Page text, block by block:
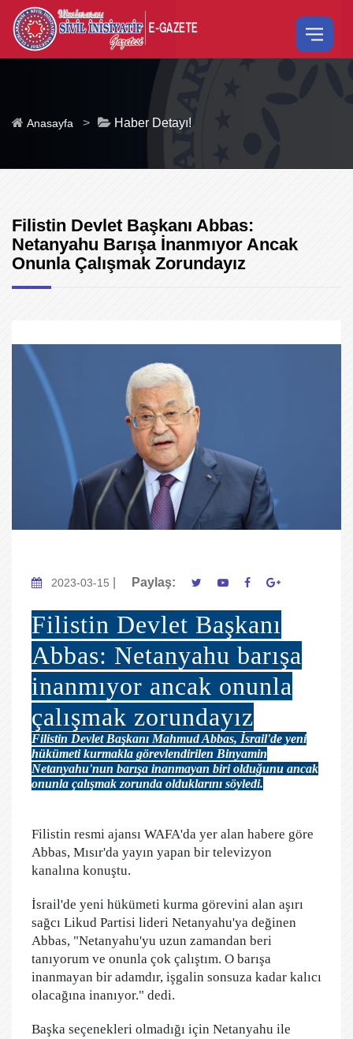
Anasayfa > Haber Detayı!
Filistin Devlet Başkanı Abbas:
Netanyahu Barışa İnanmıyor Ancak
Onunla Çalışmak Zorundayız
2023-03-15 Paylaş:
Filistin Devlet Başkanı
Abbas: Netanyahu barışa
inanmıyor ancak onunla
çalışmak zorundayız
Filistin Devlet Başkanı Mahmud Abbas, İsrail'de yeni
hükümeti kurmakla görevlendirilen Binyamin
Netanyahu'nun barışa inanmayan biri olduğunu ancak
onunla çalışmak zorunda olduklarını söyledi.
Filistin resmi ajansı WAFA'da yer alan habere göre
Abbas, Mısır'da yayın yapan bir televizyon
kanalına konuştu.
İsrail'de yeni hükümeti kurma görevini alan aşırı
sağcı Likud Partisi lideri Netanyahu'ya değinen
Abbas, "Netanyahu'yu uzun zamandan beri
tanıyorum ve onunla çok çalıştım. O barışa
inanmayan bir adamdır, işgalin sonsuza kadar kalıcı
olacağına inanıyor." dedi.
Başka seçenekleri olmadığı için Netanyahu ile